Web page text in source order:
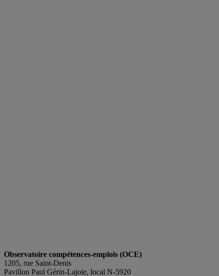
Observatoire compétences-emplois (OCE)
1205, rue Saint-Denis
Pavillon Paul Gérin-Lajoie, local N-5920